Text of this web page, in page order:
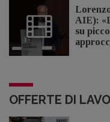
AIE):
su
OFFERTE DI